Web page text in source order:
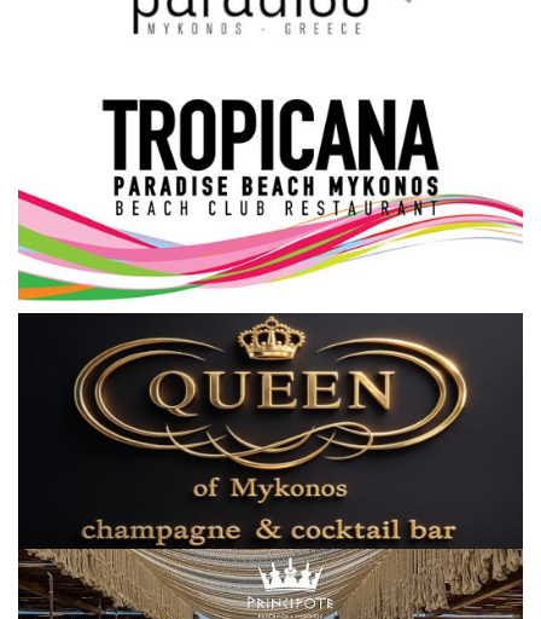
Cost Of Living Crisis
Opinion + Analysis
L’Art des Sens
All News
Local Elections 2023
Γλώσσα
Ελληνικά English